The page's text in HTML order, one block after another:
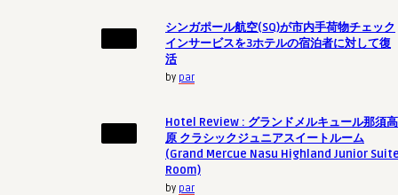
シンガポール航空(SQ)が市内手荷物チェック
インサービスを3ホテルの宿泊者に対して復
活
by par
Hotel Review : グランドメルキュール那須高
原 クラシックジュニアスイートルーム
(Grand Mercue Nasu Highland Junior
Room)
by par